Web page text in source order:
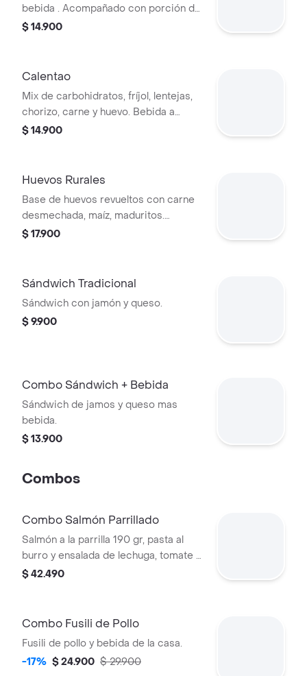
bebida . Acompañado con porción de
fruta.
$ 14.900
Calentao
Mix de carbohidratos, fríjol, lentejas,
chorizo, carne y huevo. Bebida a
elección.
$ 14.900
Huevos Rurales
Base de huevos revueltos con carne
desmechada, maíz, maduritos.
acompañado de arepa y bebida de la
$ 17.900
Sándwich Tradicional
Sándwich con jamón y queso.
$ 9.900
Combo Sándwich + Bebida
Sándwich de jamos y queso mas
bebida.
$ 13.900
Combos
Combo Salmón Parrillado
Salmón a la parrilla 190 gr, pasta al
burro y ensalada de lechuga, tomate y
aguacate
$ 42.490
Combo Fusili de Pollo
Fusili de pollo y bebida de la casa.
-17% $ 24.900 $ 29.900